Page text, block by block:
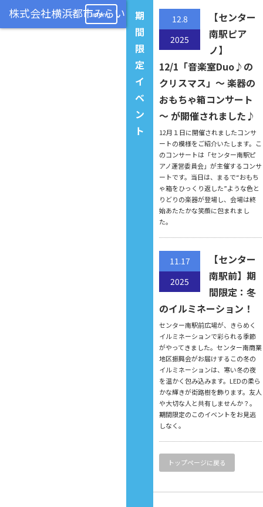
menu
期
間
限
定
イ
ベ
ン
ト
12.8
2025
【センター
南駅ピア
ノ】
12/1「音楽室Duo♪の
クリスマス」〜 楽器の
おもちゃ箱コンサート
〜 が開催されました♪
12月１日に開催されましたコンサ
ートの模様をご紹介いたします。こ
のコンサートは「センター南駅ピ
アノ運営委員会」が主催するコンサ
ートです。当日は、まるで“おもち
ゃ箱をひっくり返した”ような色と
りどりの楽器が登場し、会場は終
始あたたかな笑顔に包まれまし
た。
11.17
2025
【センター
南駅前】期
間限定：冬
のイルミネーション！
センター南駅前広場が、きらめく
イルミネーションで彩られる季節
がやってきました。センター南商業
地区振興会がお届けするこの冬の
イルミネーションは、寒い冬の夜
を温かく包み込みます。LEDの柔ら
かな輝きが街路樹を飾ります。友人
や大切な人と共有しませんか？。
期間限定のこのイベントをお見逃
しなく。
トップページに戻る